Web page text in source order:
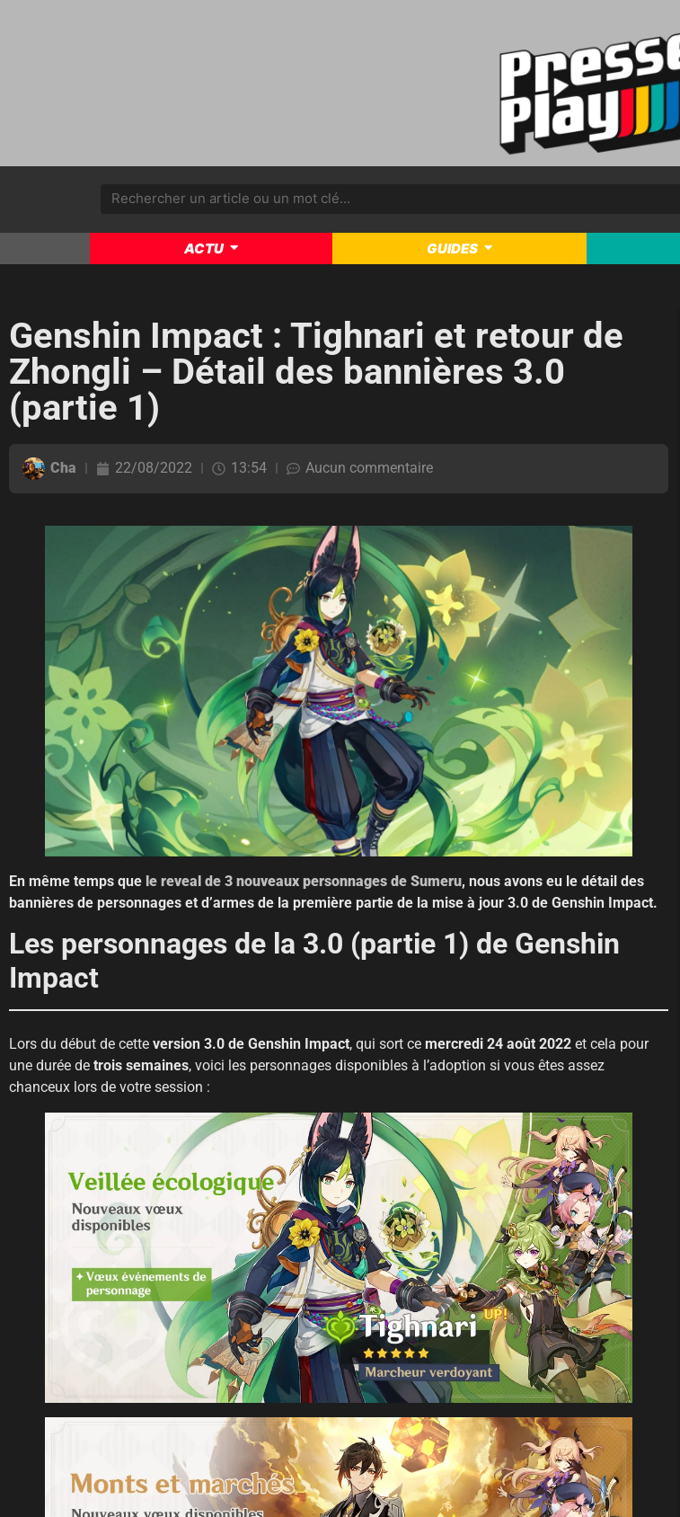
ACTU GUIDES
Genshin Impact : Tighnari et retour de
Zhongli – Détail des bannières 3.0
(partie 1)
Cha 22/08/2022 13:54 Aucun commentaire
En même temps que le reveal de 3 nouveaux personnages de Sumeru, nous avons eu le détail des
bannières de personnages et d’armes de la première partie de la mise à jour 3.0 de Genshin Impact.
Les personnages de la 3.0 (partie 1) de Genshin
Impact
Lors du début de cette version 3.0 de Genshin Impact, qui sort ce mercredi 24 août 2022 et cela pour
une durée de trois semaines, voici les personnages disponibles à l’adoption si vous êtes assez
chanceux lors de votre session :